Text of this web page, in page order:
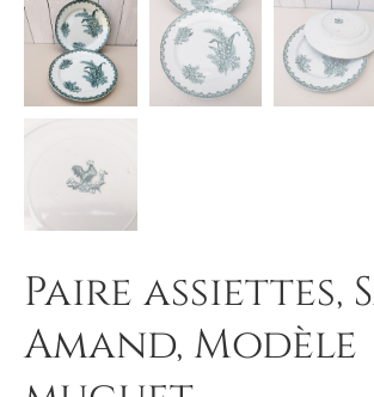
Paire assiettes,
Amand, Modèle